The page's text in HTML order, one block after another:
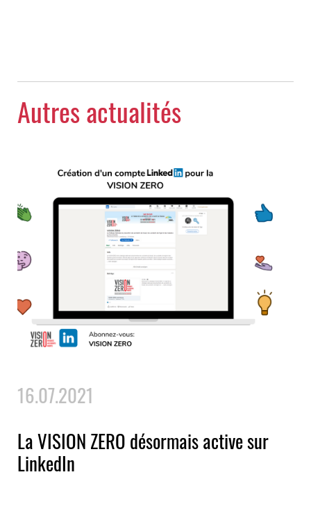
Autres actualités
16.07.2021
La VISION ZERO désormais active sur
LinkedIn